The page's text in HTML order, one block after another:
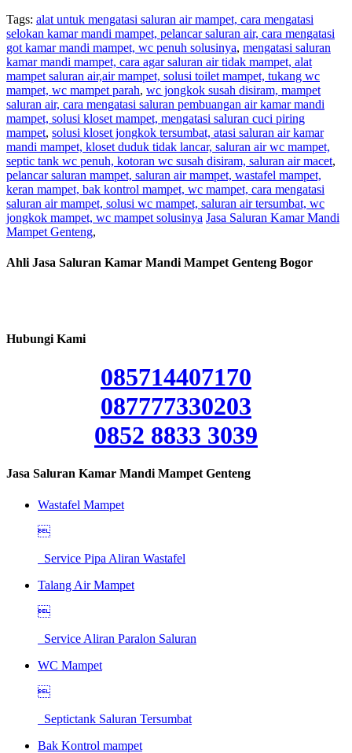
Tags: alat untuk mengatasi saluran air mampet, cara mengatasi
selokan kamar mandi mampet, pelancar saluran air, cara mengatasi
got kamar mandi mampet, wc penuh solusinya, mengatasi saluran
kamar mandi mampet, cara agar saluran air tidak mampet, alat
mampet saluran air,air mampet, solusi toilet mampet, tukang wc
mampet, wc mampet parah, wc jongkok susah disiram, mampet
saluran air, cara mengatasi saluran pembuangan air kamar mandi
mampet, solusi kloset mampet, mengatasi saluran cuci piring
mampet, solusi kloset jongkok tersumbat, atasi saluran air kamar
mandi mampet, kloset duduk tidak lancar, saluran air wc mampet,
septic tank wc penuh, kotoran wc susah disiram, saluran air macet,
pelancar saluran mampet, saluran air mampet, wastafel mampet,
keran mampet, bak kontrol mampet, wc mampet, cara mengatasi
saluran air mampet, solusi wc mampet, saluran air tersumbat, wc
jongkok mampet, wc mampet solusinya Jasa Saluran Kamar Mandi
Mampet Genteng,
Ahli Jasa Saluran Kamar Mandi Mampet Genteng Bogor
Hubungi Kami
085714407170
087777330203
0852 8833 3039
Jasa Saluran Kamar Mandi Mampet Genteng
Wastafel Mampet

Service Pipa Aliran Wastafel
Talang Air Mampet

Service Aliran Paralon Saluran
WC Mampet

Septictank Saluran Tersumbat
Bak Kontrol mampet